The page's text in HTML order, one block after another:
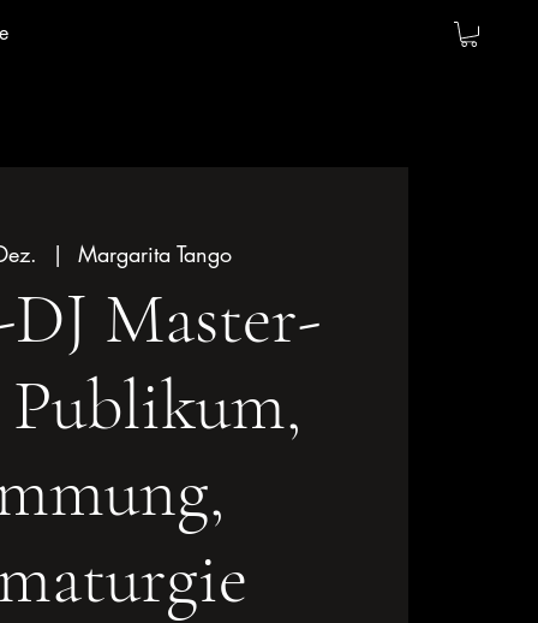
  |
Margarita Tango
Master-
Publikum,